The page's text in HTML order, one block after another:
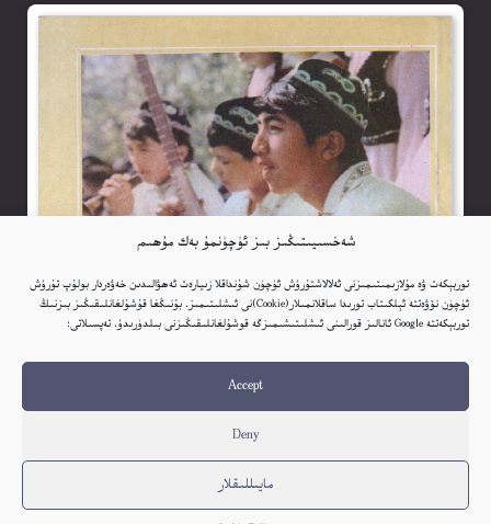
شەخسىيىتىڭىز بىز ئۈچۈنمۇ بەك مۇھىم
توربېكەت ۋە مۇلازىمىتىمىزنى ئەلالاشتۇرۇش ئۈچۈن شۇنداقلا زىيارەت ئەھۋالىدىن خەۋەردار بولۇپ تۇرۇش
ئۈچۈن نۆۋەتتە ئېلكىتاب تورىدا ساقلانمىلار(Cookie)نى ئىشلىتىمىز. بۇنىڭغا قۇشۇلغانلىقىڭىز بىزنىڭ
توربېكەتتە Google ئانالىز قورالىنى ئىشلىتىشىمىزگە قوشۇلغانلىقىڭىزنى بىلدۈرىدۇ. تەپسىلاتى:
Accept
Deny
مايىللىقلار